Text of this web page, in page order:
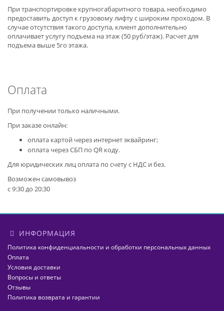
При транспортировке крупногабаритного товара, необходимо
предоставить доступ к грузовому лифту с широким проходом. В
случае отсутствия такого доступа, клиент дополнительно
оплачивает услугу подъема на этаж (50 руб/этаж). Расчет для
подъема выше 5го этажа.
Оплата
При получении только наличными.
При заказе онлайн:
оплата картой через интернет эквайринг;
оплата через СБП по QR коду.
Для юридических лиц оплата по счету с НДС и без.
Возможен самовывоз
с 9:30 до 20:30
ИНФОРМАЦИЯ
Политика конфиденциальности и обработки персональных данных
Оплата
Условия доставки
Вопросы и ответы
Отзывы
Политика возврата и гарантии